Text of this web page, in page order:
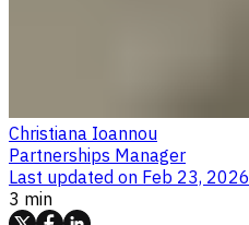
Christiana Ioannou
Partnerships Manager
Last updated on Feb 23, 2026
3 min